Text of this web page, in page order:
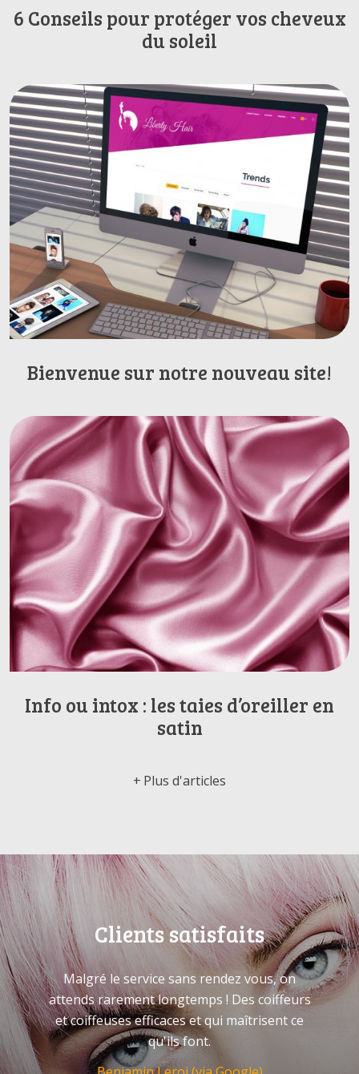
6 Conseils pour protéger vos cheveux
du soleil
Bienvenue sur notre nouveau site!
Info ou intox : les taies d’oreiller en
satin
Plus d'articles
Clients satisfaits
Malgré le service sans rendez vous, on
attends rarement longtemps ! Des coiffeurs
et coiffeuses efficaces et qui maîtrisent ce
qu'ils font.